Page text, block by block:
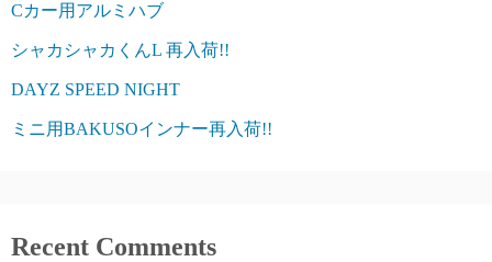
Cカー用アルミハブ
シャカシャカくんL 再入荷!!
DAYZ SPEED NIGHT
ミニ用BAKUSOインナー再入荷!!
Recent Comments